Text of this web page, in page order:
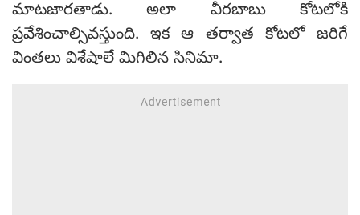
మాటజారతాడు. అలా వీరబాబు కోటలోకి
ప్రవేశించాల్సివస్తుంది. ఇక ఆ తర్వాత కోటలో జరిగే
వింతలు విశేషాలే మిగిలిన సినిమా.